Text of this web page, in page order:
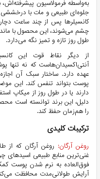
به‌واسطه فرمولاسیون
جلوه‌ای طبیعی و مات با درخششی
کانسیلرها پس از چند ساعت
چشم می‌شوند، این محصول با
طول روز تازه و تمیز نگه می‌دارد.
از دیگر نقاط قوت این
آنتی‌اکسیدان‌هاست که نه تنها
عهده دارد. ساختار سبک آن
پوست بتواند تنفس کند. این
دارند یا در طول روز از میکاپ
دلیل، این برند توانسته است
را هم‌زمان حفظ کند.
ترکیبات کلیدی
روغن آرگان: روغن آرگان که از
فوق‌العاده به نرم شدن پوست
آرایش طولانی‌مدت محافظت